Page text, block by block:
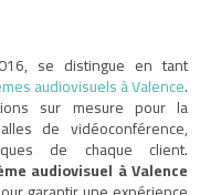
se distingue en tant
audiovisuels à Valence.
sur mesure pour la
de vidéoconférence,
de chaque client.
audiovisuel à Valence